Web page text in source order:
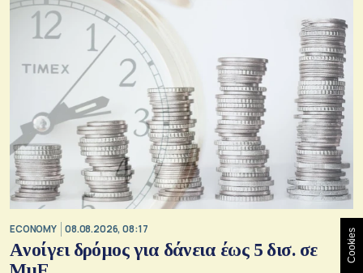
ECONOMY 08.08.2026, 08:17
Aνοίγει δρόμος για δάνεια έως 5 δισ. σε
Cookies